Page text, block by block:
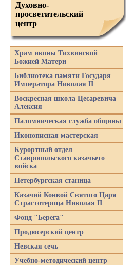
Духовно-
просветительский
центр
Храм иконы Тихвинской
Божией Матери
Библиотека памяти Государя
Императора Николая II
Воскресная школа Цесаревича
Алексия
Паломническая служба общины
Иконописная мастерская
Курортный отдел
Ставропольского казачьего
войска
Петербургская станица
Казачий Конвой Святого Царя
Страстотерпца Николая II
Фонд "Берега"
Продюсерский центр
Невская сечь
Учебно-методический центр